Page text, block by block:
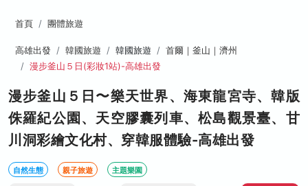
首頁 團體旅遊
高雄出發 韓國旅遊 韓國旅遊
首爾｜釜山｜濟州
漫步釜山５日(彩妝1站)-高雄出發
漫步釜山５日〜樂天世界、海東龍宮寺、韓版
侏羅紀公園、天空膠囊列車、松島觀景臺、甘
川洞彩繪文化村、穿韓服體驗-高雄出發
自然生態 親子旅遊 主題樂園